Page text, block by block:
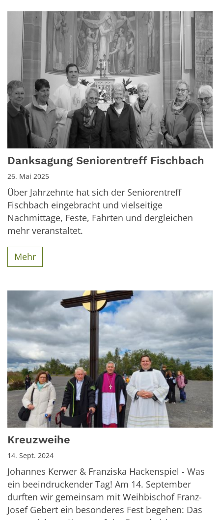
Danksagung Seniorentreff Fischbach
26. Mai 2025
Über Jahrzehnte hat sich der Seniorentreff
Fischbach eingebracht und vielseitige
Nachmittage, Feste, Fahrten und dergleichen
mehr veranstaltet.
Mehr
Kreuzweihe
14. Sept. 2024
Johannes Kerwer & Franziska Hackenspiel - Was
ein beeindruckender Tag! Am 14. September
durften wir gemeinsam mit Weihbischof Franz-
Josef Gebert ein besonderes Fest begehen: Das